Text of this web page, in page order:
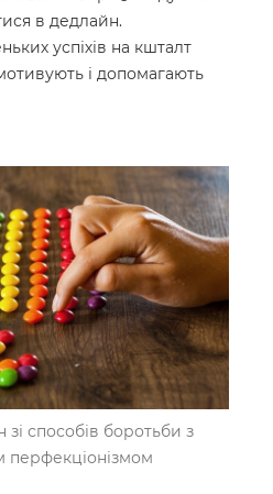
в дедлайн.
успіхів на кшталт
і допомагають
способів боротьби з
перфекціонізмом